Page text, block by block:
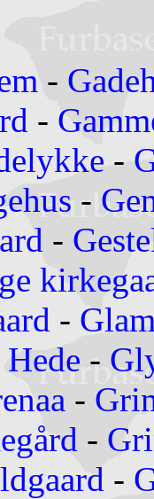
-
-
-
-
-
-
-
-
-
-